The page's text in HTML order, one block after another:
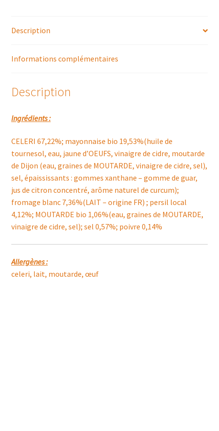
Description
Informations complémentaires
Description
Ingrédients :
CELERI 67,22%; mayonnaise bio 19,53%(huile de
tournesol, eau, jaune d’OEUFS, vinaigre de cidre, moutarde
de Dijon (eau, graines de MOUTARDE, vinaigre de cidre, sel),
sel, épaississants : gommes xanthane – gomme de guar,
jus de citron concentré, arôme naturel de curcum);
fromage blanc 7,36%(LAIT – origine FR) ; persil local
4,12%; MOUTARDE bio 1,06%(eau, graines de MOUTARDE,
vinaigre de cidre, sel); sel 0,57%; poivre 0,14%
Allergènes :
celeri, lait, moutarde, œuf